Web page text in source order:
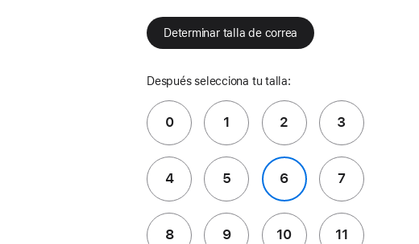
Determinar talla de correa
Después selecciona tu talla:
0 1 2 3
4 5 6 7
8 9 10 11